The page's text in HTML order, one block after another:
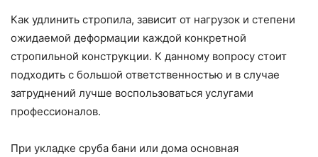
Как удлинить стропила, зависит от нагрузок и степени
ожидаемой деформации каждой конкретной
стропильной конструкции. К данному вопросу стоит
подходить с большой ответственностью и в случае
затруднений лучше воспользоваться услугами
профессионалов.
При укладке сруба бани или дома основная